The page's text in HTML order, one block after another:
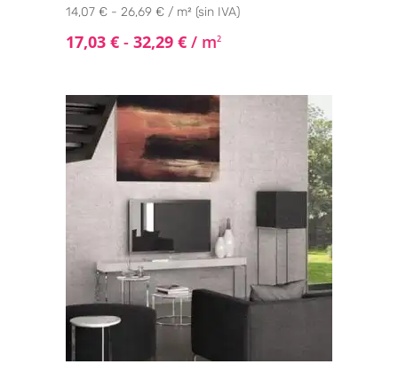
14,07 € - 26,69 € / m² (sin IVA)
17,03 € - 32,29 € / m2